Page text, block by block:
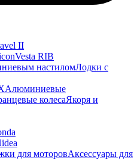
II
Vesta RIB
настиломЛодки с
Алюминиевые
колесаЯкоря и
для моторовАксессуары для